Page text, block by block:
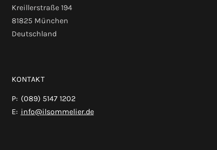
Kreillerstraße 194
81825 München
Deutschland
KONTAKT
P: (089) 5147 1202
E: info@ilsommelier.de